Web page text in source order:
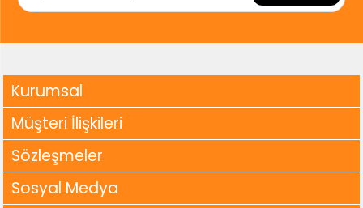
Kurumsal
Müşteri İlişkileri
Sözleşmeler
Sosyal Medya